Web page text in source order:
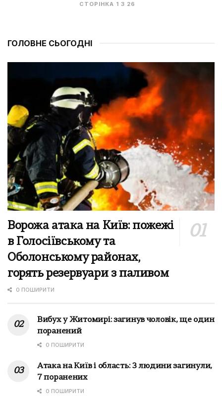
СТОРІНКА 1 З 26
ГОЛОВНЕ СЬОГОДНІ
Ворожа атака на Київ: пожежі
в Голосіївському та
Оболонському районах,
горять резервуари з паливом
0 ПОШИРИТИ
Вибух у Житомирі: загинув чоловік, ще один
поранений
0 ПОШИРИТИ
Атака на Київ і область: 3 людини загинули,
7 поранених
0 ПОШИРИТИ